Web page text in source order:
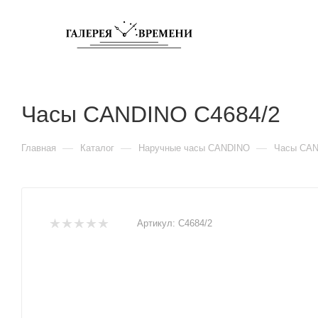
Часы CANDINO C4684/2
Главная — Каталог — Наручные часы CANDINO — Часы
Артикул: C4684/2